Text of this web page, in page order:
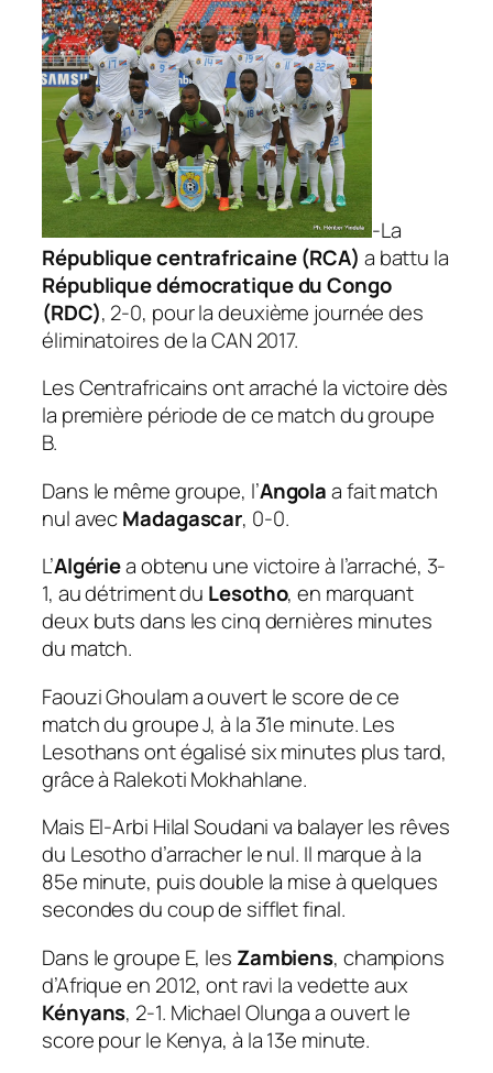
-La
République centrafricaine (RCA) a battu la
République démocratique du Congo
(RDC), 2-0, pour la deuxième journée des
éliminatoires de la CAN 2017.
Les Centrafricains ont arraché la victoire dès
la première période de ce match du groupe
B.
Dans le même groupe, l’Angolaa fait match
nul avecMadagascar, 0-0.
L’Algériea obtenu une victoire à l’arraché, 3-
1, au détriment du Lesotho, en marquant
deux buts dans les cinq dernières minutes
du match.
Faouzi Ghoulam a ouvert le score de ce
match du groupe J, à la 31e minute. Les
Lesothans ont égalisé six minutes plus tard,
grâce à Ralekoti Mokhahlane.
Mais El-Arbi Hilal Soudani va balayer les rêves
du Lesotho d’arracher le nul. Il marque à la
85e minute, puis double la mise à quelques
secondes du coup de sifflet final.
Dans le groupe E, les Zambiens, champions
d’Afrique en 2012, ont ravi la vedette aux
Kényans, 2-1. Michael Olunga a ouvert le
score pour le Kenya, à la 13e minute.